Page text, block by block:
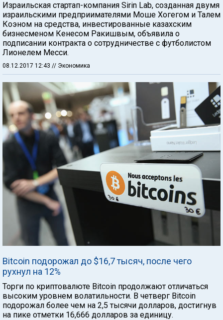
Израильская стартап-компания Sirin Lab, созданная двумя
израильскими предприимателями Моше Хогегом и Талем
Коэном на средства, инвестированные казахским
бизнесменом Кенесом Ракишвым, объявила о
подписании контракта о сотрудничестве с футболистом
Лионелем Месси.
08.12.2017 12:43 // Экономика
Bitcoin подорожал до $16,7 тысяч, после чего
рухнул на 12%
Торги по криптовалюте Bitcoin продолжают отличаться
высоким уровнем волатильности. В четверг Bitcoin
подорожал более чем на 2,5 тысячи долларов, достигнув
на пике отметки 16,666 долларов за единицу.